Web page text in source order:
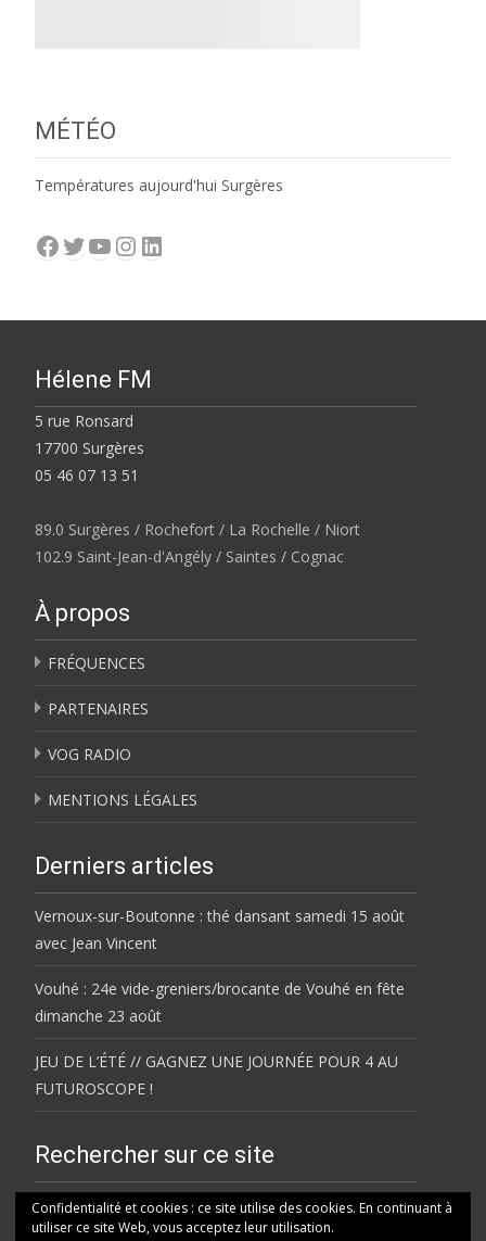
MÉTÉO
Températures aujourd'hui Surgères
Facebook
Twitter
YouTube
Instagram
LinkedIn
Hélene FM
5 rue Ronsard
17700 Surgères
05 46 07 13 51
89.0 Surgères / Rochefort / La Rochelle / Niort
102.9 Saint-Jean-d'Angély / Saintes / Cognac
À propos
FRÉQUENCES
PARTENAIRES
VOG RADIO
MENTIONS LÉGALES
Derniers articles
Vernoux-sur-Boutonne : thé dansant samedi 15 août
avec Jean Vincent
Vouhé : 24e vide-greniers/brocante de Vouhé en fête
dimanche 23 août
JEU DE L’ÉTÉ // GAGNEZ UNE JOURNÉE POUR 4 AU
FUTUROSCOPE !
Rechercher sur ce site
Rechercher
Confidentialité et cookies : ce site utilise des cookies. En continuant à
utiliser ce site Web, vous acceptez leur utilisation.